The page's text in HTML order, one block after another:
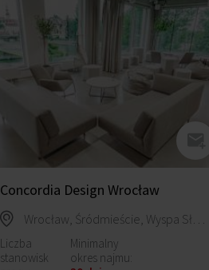
Concordia Design Wrocław
Wrocław, Śródmieście, Wyspa Słodowa 7
Liczba
stanowisk
Minimalny
okres najmu: